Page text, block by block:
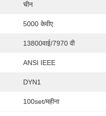
चीन
5000 केवीए
13800वाई/7970 वी
ANSI IEEE
DYN1
100set/महीना